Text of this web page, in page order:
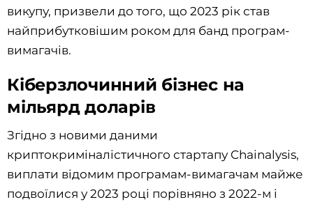
викупу, призвели до того, що 2023 рік став
найприбутковішим роком для банд програм-
вимагачів.
Кіберзлочинний бізнес на
мільярд доларів
Згідно з новими даними
криптокриміналістичного стартапу Chainalysis,
виплати відомим програмам-вимагачам майже
подвоїлися у 2023 році порівняно з 2022-м і